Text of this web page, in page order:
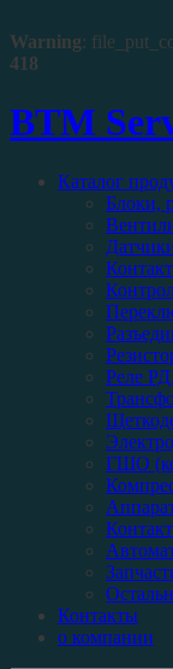
Warning:
418
BTM
Каталог
Блоки,
Реле
ГШО
Контакты
о компании